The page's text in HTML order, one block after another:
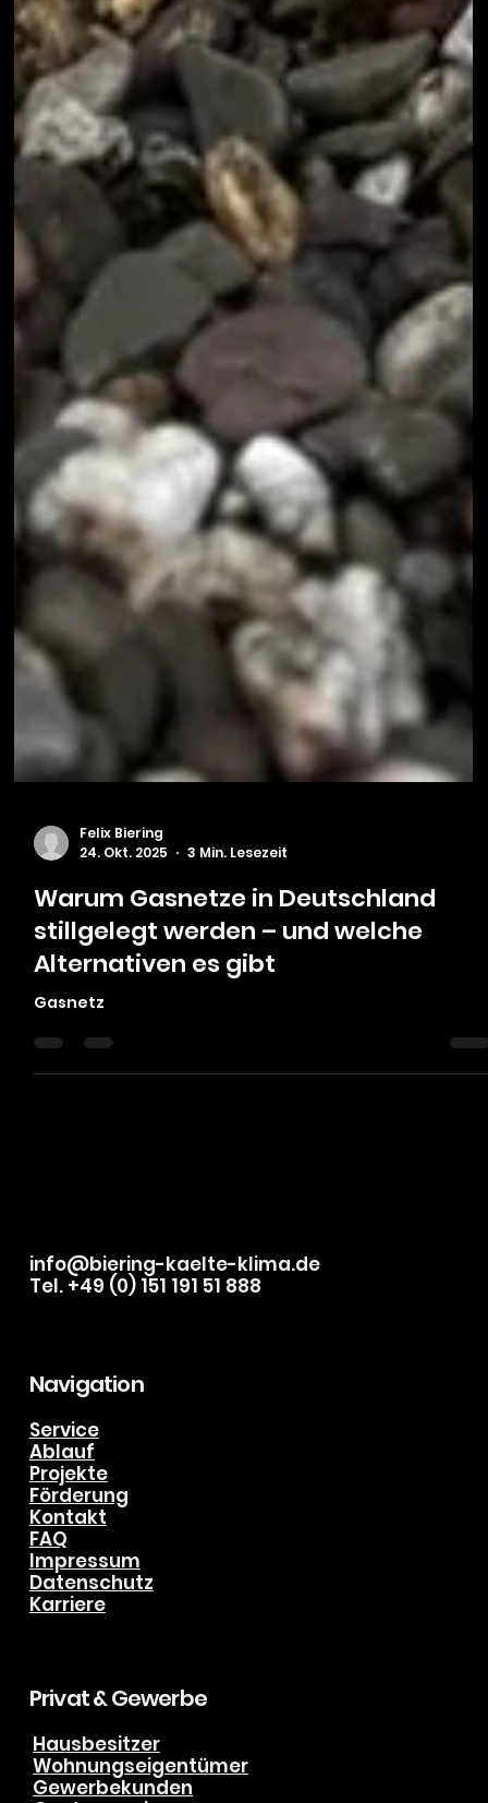
24. Okt. 2025
3 Min. Lesezeit
Warum Gasnetze in Deutschland
stillgelegt werden – und welche
Alternativen es gibt
Tel. +49 (0) 151 191 51 888
Navigation
Service
Ablauf
Projekte
Förderung
Kontakt
Karriere
Privat & Gewerbe